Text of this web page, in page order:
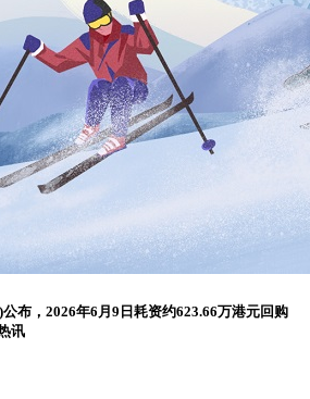
布，2026年6月9日耗资约623.66万港元回购
讯